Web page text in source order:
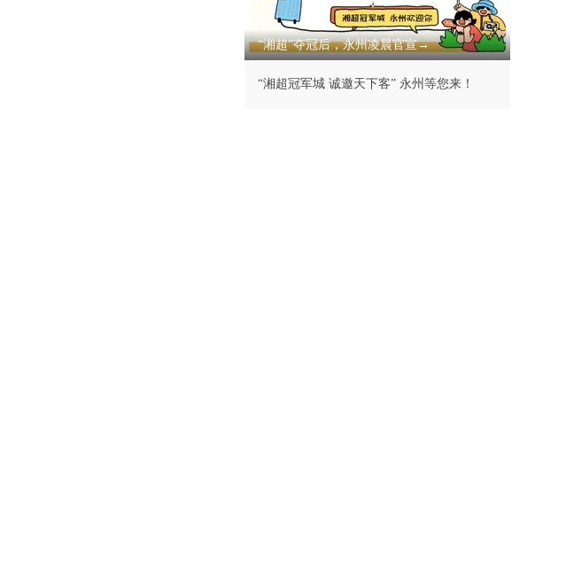
“湘超”夺冠后，永州凌晨官宣→
“湘超冠军城 诚邀天下客” 永州等您来！